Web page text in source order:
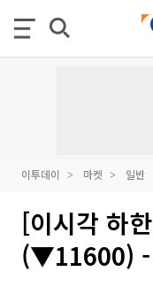
이투데이 마켓 일반
[이시각 하
(▼11600) -